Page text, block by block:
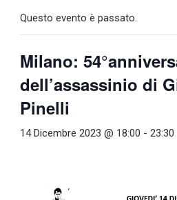
Questo evento è passato.
Milano:
dell’assassinio di
Pinelli
14 Dicembre 2023 @ 18:00 -23:30